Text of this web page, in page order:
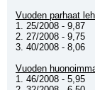
Vuoden parhaat
1. 25/2008 - 9,87
2. 27/2008 - 9,75
3. 40/2008 - 8,06
Vuoden
1. 46/2008 - 5,95